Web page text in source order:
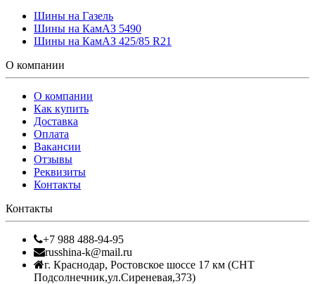
Шины на Газель
Шины на КамАЗ 5490
Шины на КамАЗ 425/85 R21
О компании
О компании
Как купить
Доставка
Оплата
Вакансии
Отзывы
Реквизиты
Контакты
Контакты
+7 988 488-94-95
russhina-k@mail.ru
г. Краснодар, Ростовское шоссе 17 км (СНТ
Подсолнечник,ул.Сиреневая,373)